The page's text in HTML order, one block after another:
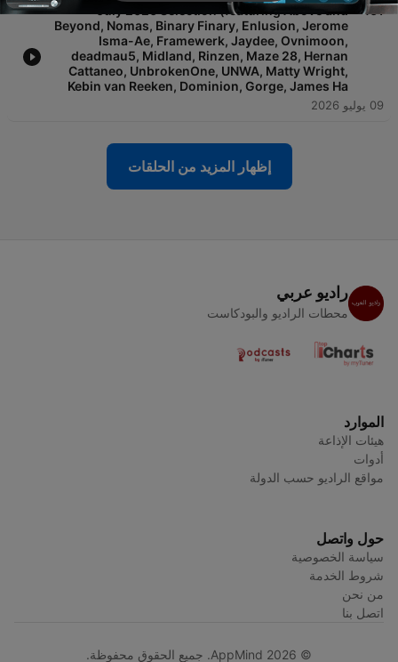
461
-
July 2026 Selection (featuring Above and
Beyond, Nomas, Binary Finary, Enlusion, Jerome
Isma-Ae, Framewerk, Jaydee, Ovnimoon,
deadmau5, Midland, Rinzen, Maze 28, Hernan
Cattaneo, UnbrokenOne, UNWA, Matty Wright,
Kebin van Reeken, Dominion, Gorge, James Ha
09 يوليو 2026
إظهار المزيد من الحلقات
راديو عربي
محطات الراديو والبودكاست
الموارد
هيئات الإذاعة
أدوات
مواقع الراديو حسب الدولة
حول واتصل
سياسة الخصوصية
شروط الخدمة
من نحن
اتصل بنا
© AppMind 2026. جميع الحقوق محفوظة.